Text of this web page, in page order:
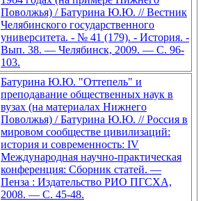
Поволжья) / Батурина Ю.Ю. // Вестник
Челябинского государственного
университета. - № 41 (179). - История. -
Вып. 38. — Челябинск, 2009. — С. 96-
103.
Батурина Ю.Ю. "Оттепель" и
преподавание общественных наук в
вузах (на материалах Нижнего
Поволжья) / Батурина Ю.Ю. // Россия в
мировом сообществе цивилизаций:
история и современность: IV
Международная научно-практическая
конференция: Сборник статей. —
Пенза : Издательство РИО ПГСХА,
2008. — С. 45-48.